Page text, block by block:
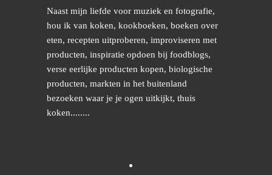
Naast mijn liefde voor muziek en fotografie,
hou ik van koken, kookboeken, boeken over
eten, recepten uitproberen, improviseren met
producten, inspiratie opdoen bij foodblogs,
verse eerlijke producten kopen, biologische
producten, markten in het buitenland
bezoeken waar je je ogen uitkijkt, thuis
koken........